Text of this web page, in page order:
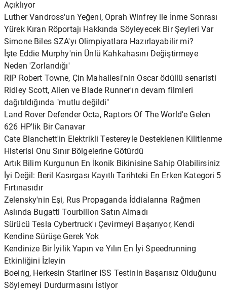
Açıklıyor
Luther Vandross'un Yeğeni, Oprah Winfrey ile İnme Sonrası
Yürek Kıran Röportajı Hakkında Söyleyecek Bir Şeyleri Var
Simone Biles SZA'yı Olimpiyatlara Hazırlayabilir mi?
İşte Eddie Murphy'nin Ünlü Kahkahasını Değiştirmeye
Neden 'Zorlandığı'
RIP Robert Towne, Çin Mahallesi'nin Oscar ödüllü senaristi
Ridley Scott, Alien ve Blade Runner'ın devam filmleri
dağıtıldığında "mutlu değildi"
Land Rover Defender Octa, Raptors Of The World'e Gelen
626 HP'lik Bir Canavar
Cate Blanchett'in Elektrikli Testereyle Desteklenen Kilitlenme
Histerisi Onu Sınır Bölgelerine Götürdü
Artık Bilim Kurgunun En İkonik Bikinisine Sahip Olabilirsiniz
İyi Değil: Beril Kasırgası Kayıtlı Tarihteki En Erken Kategori 5
Fırtınasıdır
Zelensky'nin Eşi, Rus Propaganda İddialarına Rağmen
Aslında Bugatti Tourbillon Satın Almadı
Sürücü Tesla Cybertruck'ı Çevirmeyi Başarıyor, Kendi
Kendine Sürüşe Gerek Yok
Kendinize Bir İyilik Yapın ve Yılın En İyi Speedrunning
Etkinliğini İzleyin
Boeing, Herkesin Starliner ISS Testinin Başarısız Olduğunu
Söylemeyi Durdurmasını İstiyor